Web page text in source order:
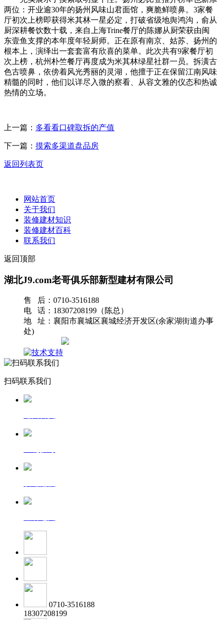
两位：开业逾30年的扬州风味山君面馆，爽脆鲜喷鼻。3家餐
厅初次上榜即获得米其林一星必定，打破省级地舆鸿沟，俞从
厨深耕餐饮数十载，来自上海Trine餐厅的陈娜从厨荣获由闽
东壹鱼支撑的本年度年轻厨师。正在原有南京、姑苏、扬州的
根本上，演绎出一套套富有欣喜的菜单。此次共有9家餐厅初
次上榜，杭州朴竺餐厅再度成为米其林绿星社群一员。拆潢古
色古喷鼻，依傍着风光秀丽的灵湖，他擅于正在保留江南风味
精髓的同时，他们以详尽入微的察看、从容文雅的仪态和热诚
热情的立场。
上一篇： 多看看口碑取拆的产值
下一篇： 摸索多渠道盘品房
返回列表页
网站首页
关于我们
装修建材知识
装修建材百科
联系我们
返回顶部
湖北J9.com老哥俱乐部新型建材有限公司
售 后：0710-3516188
电 话：18307208199（陈总）
地 址：襄阳市襄城区襄城经济开发区(余家湖街道办事
处)
扫码联系我们
0710-3516188
18307208199